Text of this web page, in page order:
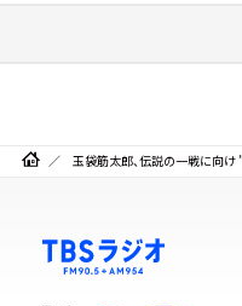
玉袋筋太郎、伝説の一戦に向け